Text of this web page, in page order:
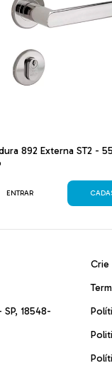
892 Externa ST2 -
ENTRAR
18548-
Crie